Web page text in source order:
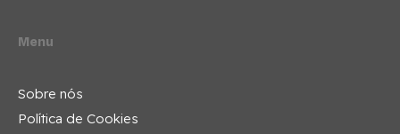
Menu
Sobre nós
Política de Cookies